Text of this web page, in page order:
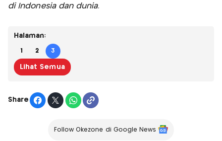
di Indonesia dan dunia.
Halaman:
1 2 3
Lihat Semua
Share
Follow Okezone di Google News